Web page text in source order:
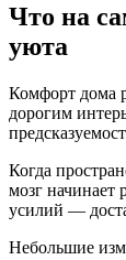
Что на
уюта
Комфорт дома
дорогим
Когда
мозг начинает
усилий —
Небольшие